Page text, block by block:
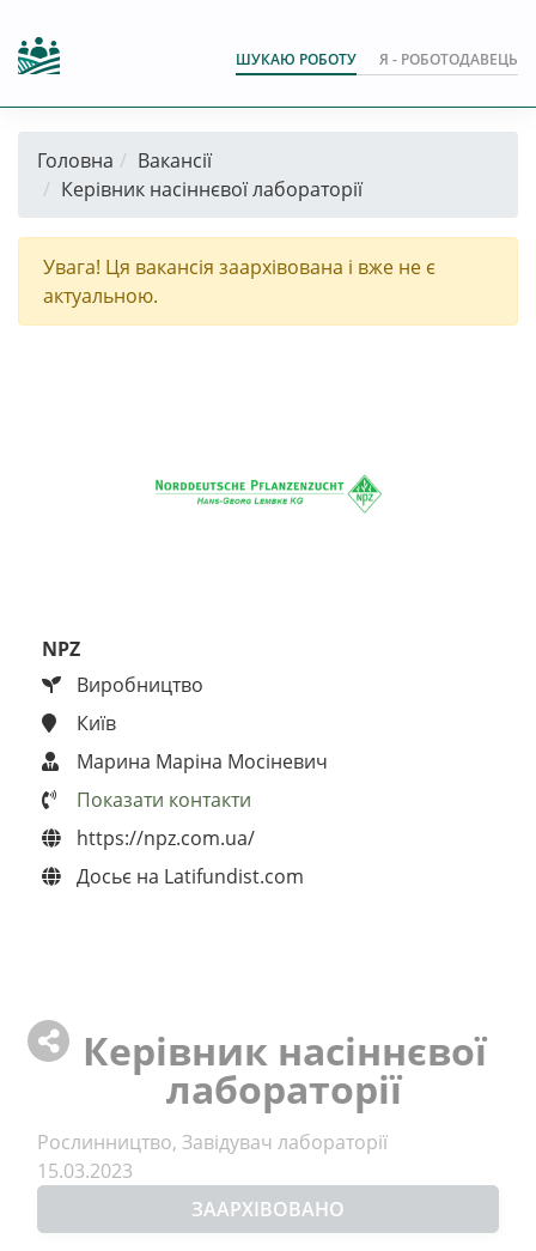
ШУКАЮ РОБОТУ Я - РОБОТОДАВЕЦЬ
Головна
Вакансії
Керівник насіннєвої лабораторії
Увага! Ця вакансія заархівована і вже не є
актуальною.
NPZ
Виробництво
Київ
Марина Маріна Мосіневич
Показати контакти
https://npz.com.ua/
Досьє на Latifundist.com
Керівник насіннєвої
лабораторії
Рослинництво, Завідувач лабораторії
15.03.2023
ЗААРХІВОВАНО